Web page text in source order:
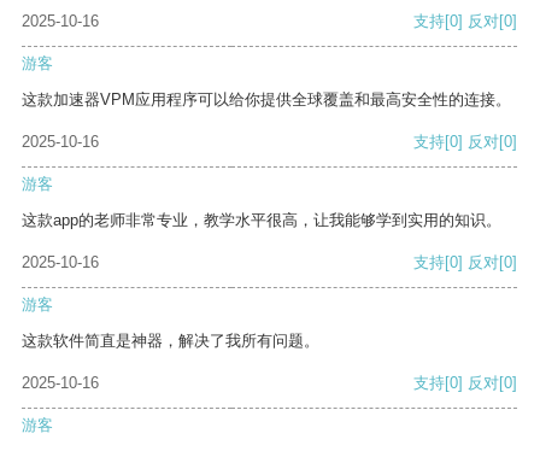
2025-10-16 支持[0] 反对[0]
游客
这款加速器VPM应用程序可以给你提供全球覆盖和最高安全性的连接。
2025-10-16 支持[0] 反对[0]
游客
这款app的老师非常专业，教学水平很高，让我能够学到实用的知识。
2025-10-16 支持[0] 反对[0]
游客
这款软件简直是神器，解决了我所有问题。
2025-10-16 支持[0] 反对[0]
游客